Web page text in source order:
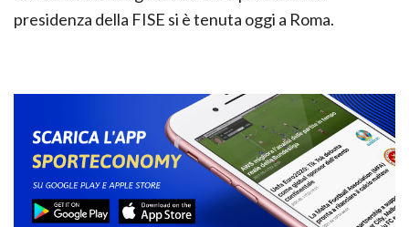
cariche del Consiglio federale e per la nuova
presidenza della FISE si è tenuta oggi a Roma.